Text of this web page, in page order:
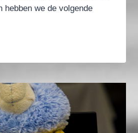
hebben we de volgende